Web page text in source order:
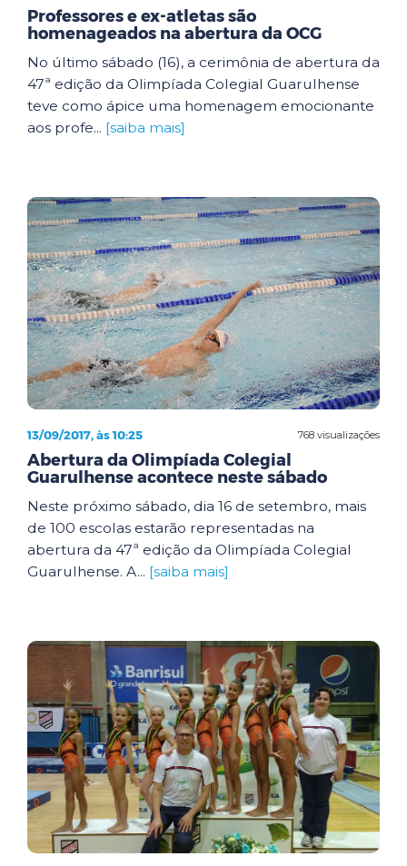
Professores e ex-atletas são
homenageados na abertura da OCG
No último sábado (16), a cerimônia de abertura da
47ª edição da Olimpíada Colegial Guarulhense
teve como ápice uma homenagem emocionante
aos profe... [saiba mais]
768 visualizações
13/09/2017, às 10:25
Abertura da Olimpíada Colegial
Guarulhense acontece neste sábado
Neste próximo sábado, dia 16 de setembro, mais
de 100 escolas estarão representadas na
abertura da 47ª edição da Olimpíada Colegial
Guarulhense. A... [saiba mais]